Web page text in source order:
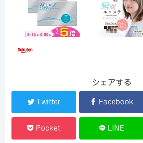
シェアする
Twitter Facebook
Pocket LINE